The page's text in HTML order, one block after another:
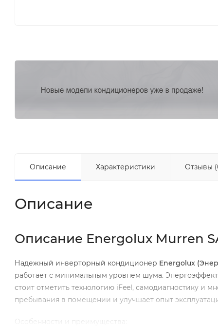
Описание Характеристики Отзывы
Описание
Описание Energolux Murren
Надежный инверторный кондиционер Energolux
работает с минимальным уровнем шума.
стоит отметить технологию iFeel, самодиагностику и
пребывания в помещении и улучшает опыт
Особенности и преимущества: